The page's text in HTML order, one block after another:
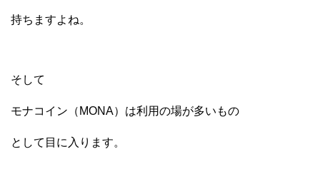
持ちますよね。
そして
モナコイン（MONA）は利用の場が多いもの
として目に入ります。